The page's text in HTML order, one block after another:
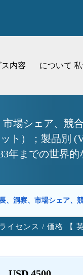
内容 について
場シェア、競
ト）；製品別
年までの世界
、洞察、市場シェア、
ライセンス / 価格 【